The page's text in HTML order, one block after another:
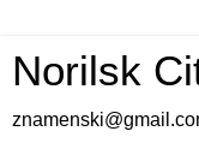
Norilsk